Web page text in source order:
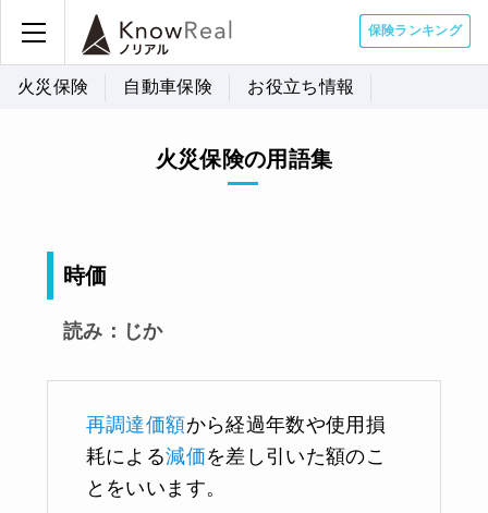
保険ランキング
火災保険 自動車保険 お役立ち情報
火災保険の用語集
時価
読み：じか
再調達価額から経過年数や使用損
耗による減価を差し引いた額のこ
とをいいます。